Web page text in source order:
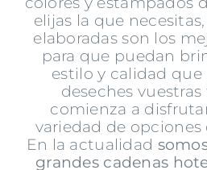
elijas la que
elaboradas son los
para que puedan
estilo y calidad que
deseches
comienza a
variedad de opciones
En la actualidad
grandes cadenas